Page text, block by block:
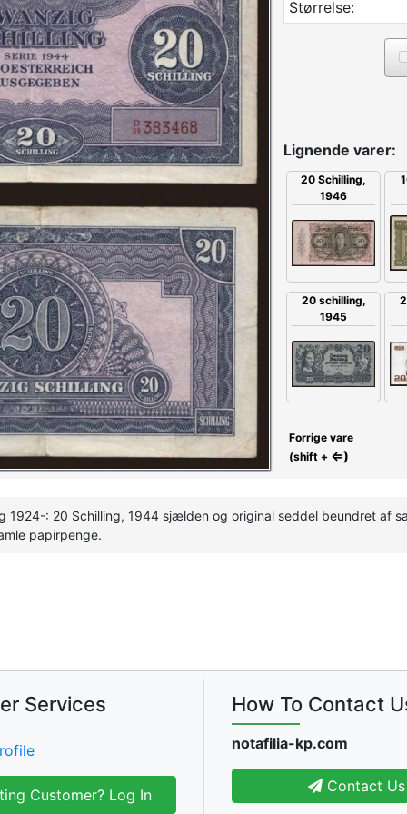
Størrelse:
Lignende varer:
20 Schilling,
1946
20 schilling,
1945
Forrige vare
(shift + ⇐)
1924-: 20 Schilling, 1944 sjælden og original seddel beundret af
papirpenge.
Services
Customer? Log In
How To Contact
notafilia-kp.com
Contact Us